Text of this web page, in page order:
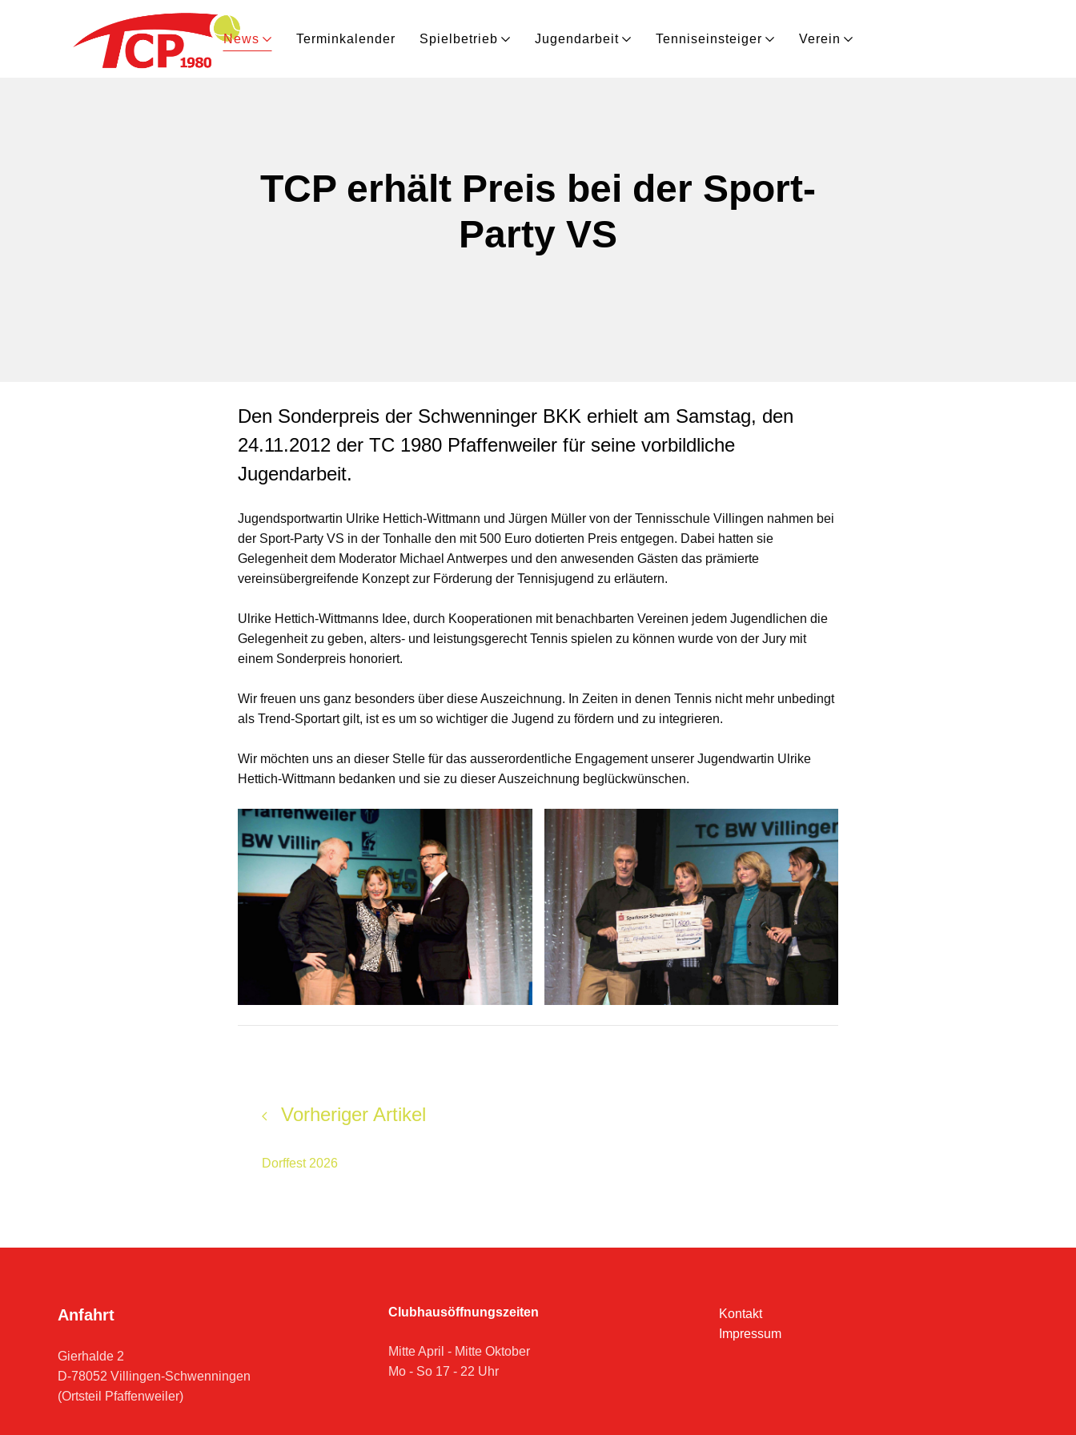
News Terminkalender Spielbetrieb Jugendarbeit Tenniseinsteiger Verein
TCP erhält Preis bei der Sport-
Party VS
Den Sonderpreis der Schwenninger BKK erhielt am Samstag, den
24.11.2012 der TC 1980 Pfaffenweiler für seine vorbildliche
Jugendarbeit.
Jugendsportwartin Ulrike Hettich-Wittmann und Jürgen Müller von der Tennisschule Villingen nahmen bei
der Sport-Party VS in der Tonhalle den mit 500 Euro dotierten Preis entgegen. Dabei hatten sie
Gelegenheit dem Moderator Michael Antwerpes und den anwesenden Gästen das prämierte
vereinsübergreifende Konzept zur Förderung der Tennisjugend zu erläutern.
Ulrike Hettich-Wittmanns Idee, durch Kooperationen mit benachbarten Vereinen jedem Jugendlichen die
Gelegenheit zu geben, alters- und leistungsgerecht Tennis spielen zu können wurde von der Jury mit
einem Sonderpreis honoriert.
Wir freuen uns ganz besonders über diese Auszeichnung. In Zeiten in denen Tennis nicht mehr unbedingt
als Trend-Sportart gilt, ist es um so wichtiger die Jugend zu fördern und zu integrieren.
Wir möchten uns an dieser Stelle für das ausserordentliche Engagement unserer Jugendwartin Ulrike
Hettich-Wittmann bedanken und sie zu dieser Auszeichnung beglückwünschen.
Vorheriger Artikel
Dorffest 2026
Anfahrt
Gierhalde 2
D-78052 Villingen-Schwenningen
(Ortsteil Pfaffenweiler)
Clubhausöffnungszeiten
Mitte April - Mitte Oktober
Mo - So 17 - 22 Uhr
Kontakt
Impressum